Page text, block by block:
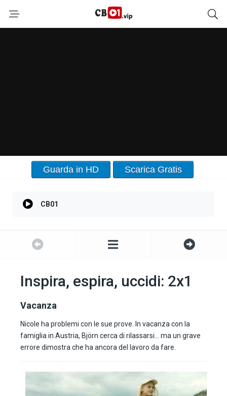
Guarda in HD Scarica Gratis
CB01
Inspira, espira, uccidi: 2x1
Vacanza
Nicole ha problemi con le sue prove. In vacanza con la
famiglia in Austria, Björn cerca di rilassarsi… ma un grave
errore dimostra che ha ancora del lavoro da fare.